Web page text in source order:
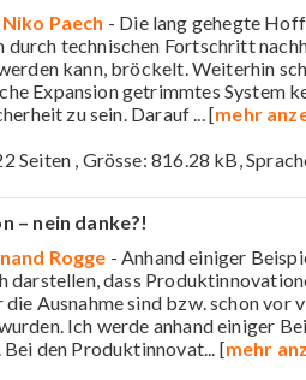
Paech - Die lang gehegte
durch technischen Fortschritt
kann, bröckelt. Weiterhin
Expansion getrimmtes System
zu sein. Darauf... [mehr
Seiten , Grösse: 816.28 kB,
– nein danke?!
Rogge - Anhand einiger
darstellen, dass
die Ausnahme sind bzw. schon vor
Ich werde anhand einiger
Bei den Produktinnovat... [mehr